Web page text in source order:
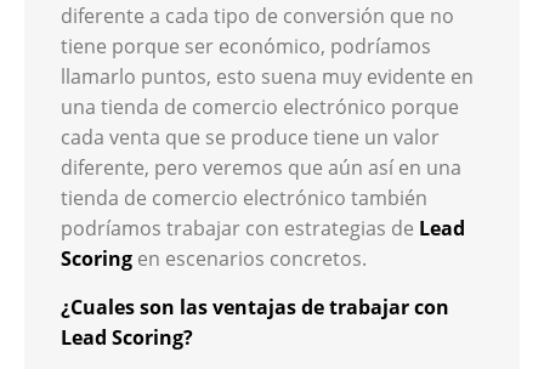
diferente a cada tipo de conversión que no
tiene porque ser económico, podríamos
llamarlo puntos, esto suena muy evidente en
una tienda de comercio electrónico porque
cada venta que se produce tiene un valor
diferente, pero veremos que aún así en una
tienda de comercio electrónico también
podríamos trabajar con estrategias de Lead
Scoring en escenarios concretos.
¿Cuales son las ventajas de trabajar con
Lead Scoring?